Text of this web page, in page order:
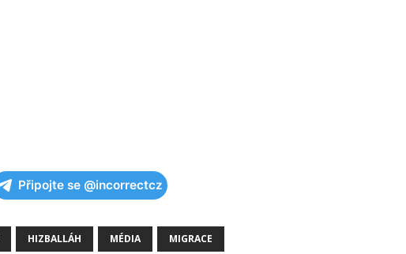
Připojte se @incorrectcz
HIZBALLÁH MÉDIA MIGRACE